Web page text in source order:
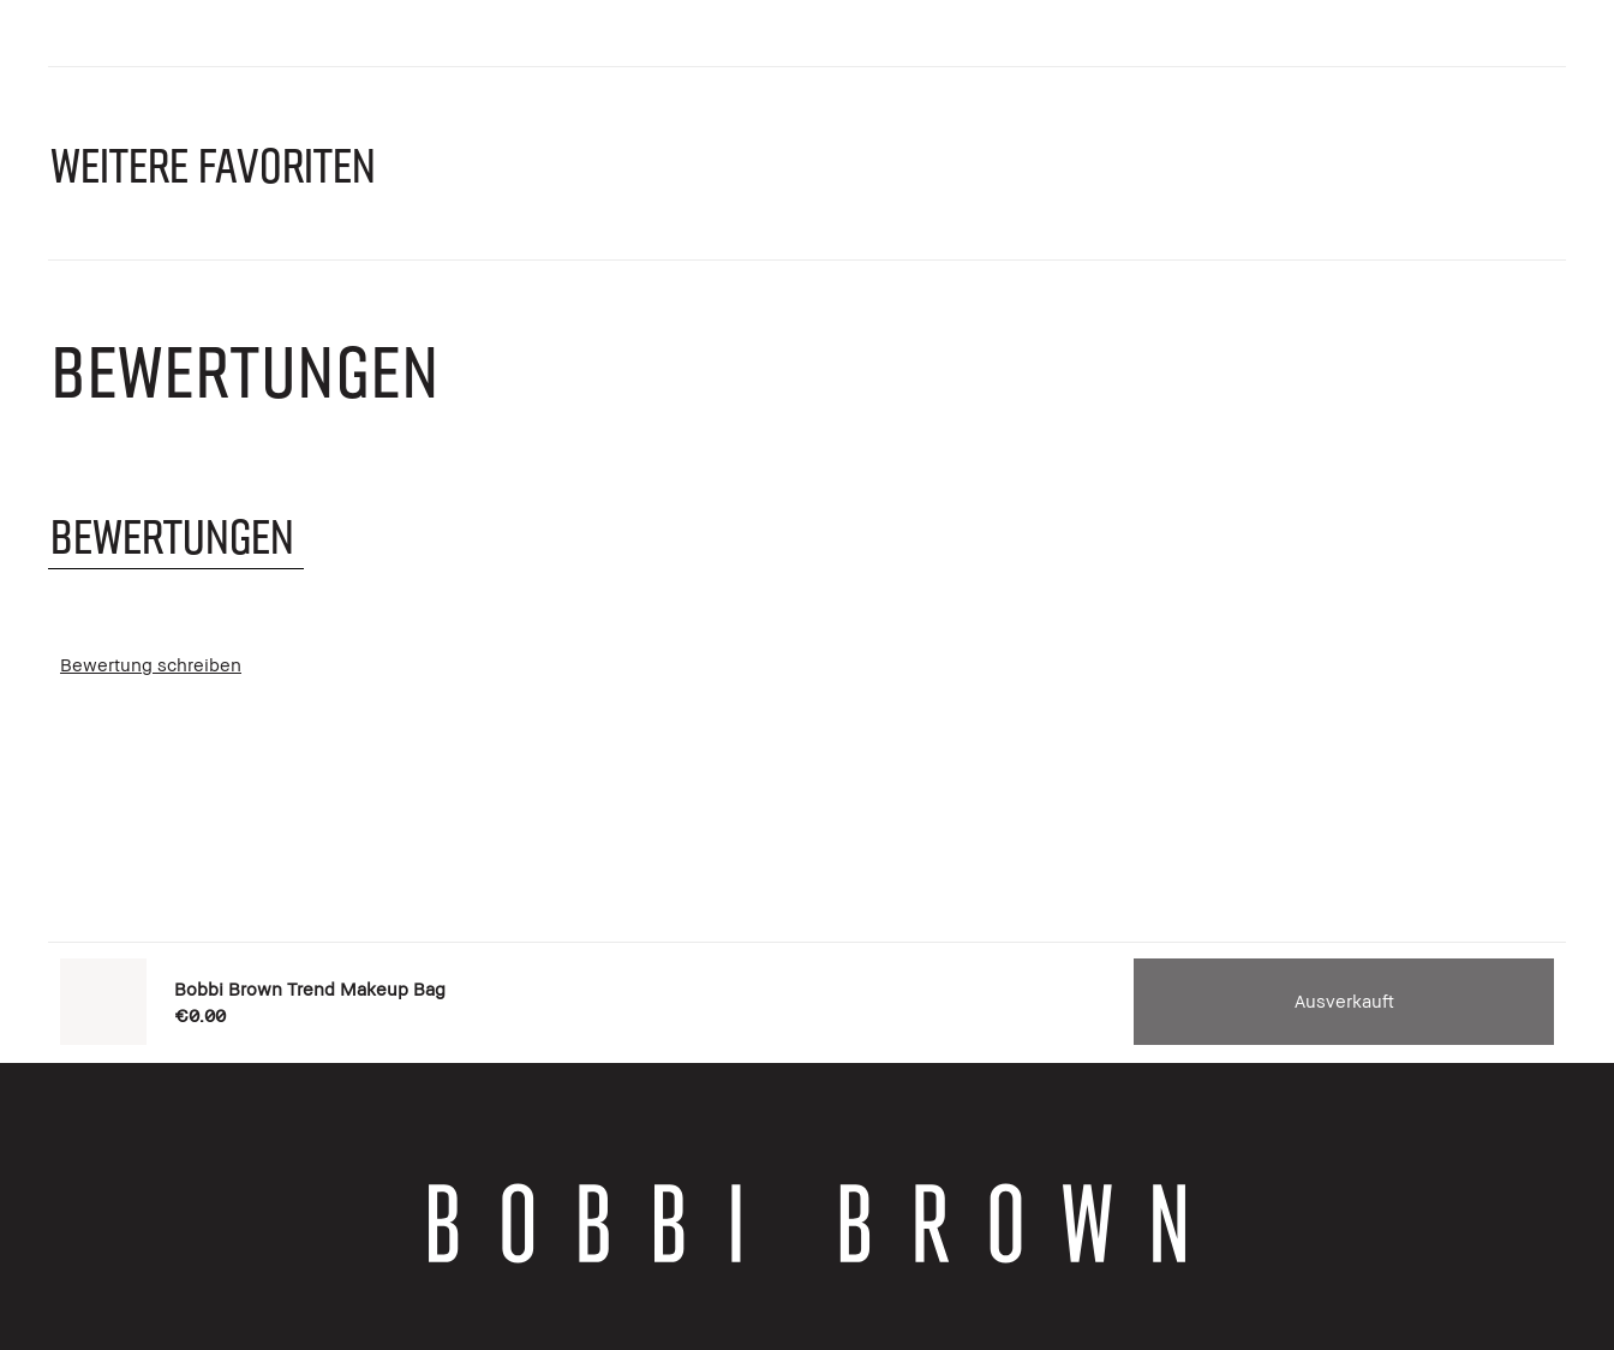
WEITERE FAVORITEN
BEWERTUNGEN
BEWERTUNGEN
Bewertung schreiben
Bobbi Brown Trend Makeup Bag
€0.00
Ausverkauft